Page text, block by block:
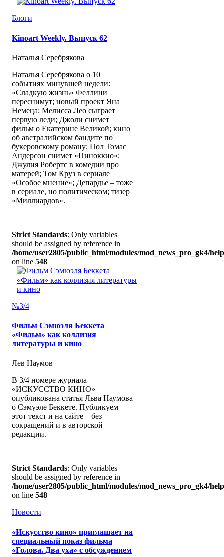
Блоги
Kinoart Weekly. Выпуск 62
Наталья Серебрякова
Наталья Серебрякова о 10
событиях минувшей недели:
«Сладкую жизнь» Феллини
переснимут; новый проект Яна
Немеца; Мелисса Лео сыграет
первую леди; Джоли снимет
фильм о Екатерине Великой; кино
об австралийском бандите по
букеровскому роману; Пол Томас
Андерсон снимет «Пиноккио»;
Джулия Робертс в комедии про
матерей; Том Круз в сериале
«Особое мнение»; Депардье – тоже
в сериале, но политическом; тизер
«Миллиардов».
Strict Standards: Only variables
should be assigned by reference in
/home/user2805/public_html/modules/mod_news_pro_gk4/
on line 548
№3/4
Фильм Сэмюэля Беккета
«Фильм» как коллизия
литературы и кино
Лев Наумов
В 3/4 номере журнала
«ИСКУССТВО КИНО»
опубликована статья Льва Наумова
о Сэмуэле Беккете. Публикуем
этот текст и на сайте – без
сокращений и в авторской
редакции.
Strict Standards: Only variables
should be assigned by reference in
/home/user2805/public_html/modules/mod_news_pro_gk4/
on line 548
Новости
«Искусство кино» приглашает на
специальный показ фильма
«Голова. Два уха» с обсуждением